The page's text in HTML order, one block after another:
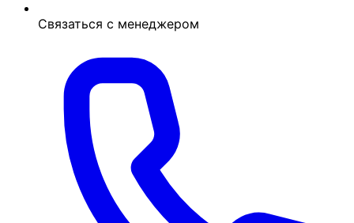
Связаться с менеджером